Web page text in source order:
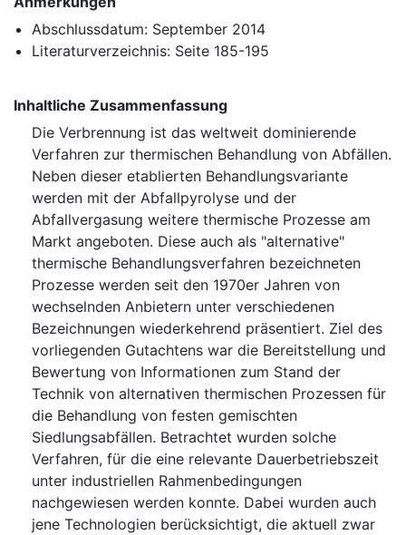
Abschlussdatum: September 2014
Literaturverzeichnis: Seite 185-195
Inhaltliche Zusammenfassung
Die Verbrennung ist das weltweit dominierende
Verfahren zur thermischen Behandlung von Abfällen.
Neben dieser etablierten Behandlungsvariante
werden mit der Abfallpyrolyse und der
Abfallvergasung weitere thermische Prozesse am
Markt angeboten. Diese auch als "alternative"
thermische Behandlungsverfahren bezeichneten
Prozesse werden seit den 1970er Jahren von
wechselnden Anbietern unter verschiedenen
Bezeichnungen wiederkehrend präsentiert. Ziel des
vorliegenden Gutachtens war die Bereitstellung und
Bewertung von Informationen zum Stand der
Technik von alternativen thermischen Prozessen für
die Behandlung von festen gemischten
Siedlungsabfällen. Betrachtet wurden solche
Verfahren, für die eine relevante Dauerbetriebszeit
unter industriellen Rahmenbedingungen
nachgewiesen werden konnte. Dabei wurden auch
jene Technologien berücksichtigt, die aktuell zwar